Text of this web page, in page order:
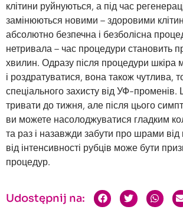
клітини руйнуються, а під час
замінюються новими – здоровими
абсолютно безпечна і безболісна
нетривала – час процедури становить
хвилин. Одразу після процедури шкіра
і роздратуватися, вона також чутлива,
спеціального захисту від УФ-
тривати до тижня, але після цього
ви можете насолоджуватися гладким
та раз і назавжди забути про шрами
від інтенсивності рубців може бути
процедур.
Udostępnij na: